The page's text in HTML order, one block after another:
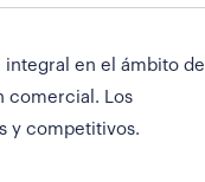
en el ámbito del
comercial. Los
y competitivos.